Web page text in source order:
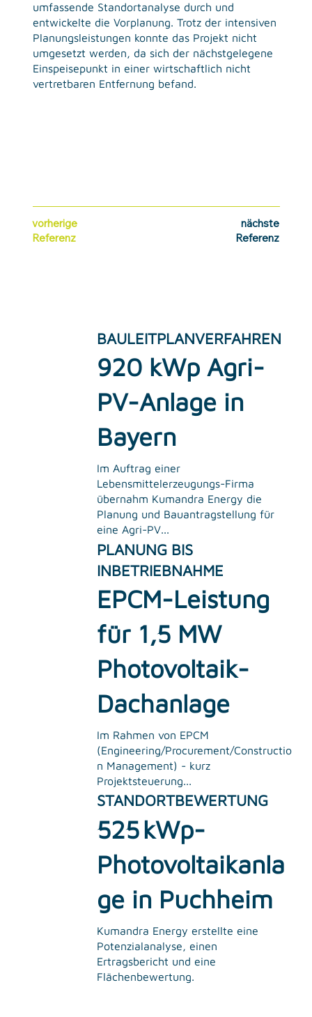
umfassende Standortanalyse durch und
entwickelte die Vorplanung. Trotz der intensiven
Planungsleistungen konnte das Projekt nicht
umgesetzt werden, da sich der nächstgelegene
Einspeisepunkt in einer wirtschaftlich nicht
vertretbaren Entfernung befand.
vorherige
Referenz
nächste
Referenz
BAULEITPLANVERFAHREN
920 kWp Agri-
PV-Anlage in
Bayern
Im Auftrag einer
Lebensmittelerzeugungs-Firma
übernahm Kumandra Energy die
Planung und Bauantragstellung für
eine Agri-PV...
PLANUNG BIS
INBETRIEBNAHME
EPCM-Leistung
für 1,5 MW
Photovoltaik-
Dachanlage
Im Rahmen von EPCM
(Engineering/Procurement/Constructio
n Management) - kurz
Projektsteuerung...
STANDORTBEWERTUNG
525 kWp-
Photovoltaikanla
ge in Puchheim
Kumandra Energy erstellte eine
Potenzialanalyse, einen
Ertragsbericht und eine
Flächenbewertung.